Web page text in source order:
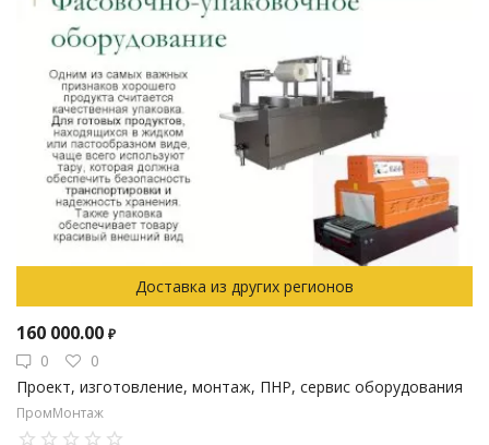
Доставка из других регионов
160 000.00 ₽
0
0
Проект, изготовление, монтаж, ПНР, сервис оборудования
ПромМонтаж